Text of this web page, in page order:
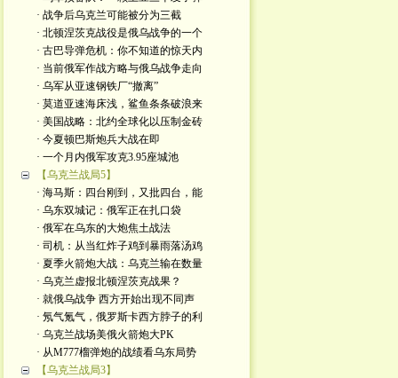
· 战争后乌克兰可能被分为三截
· 北顿涅茨克战役是俄乌战争的一个
· 古巴导弹危机：你不知道的惊天内
· 当前俄军作战方略与俄乌战争走向
· 乌军从亚速钢铁厂“撤离”
· 莫道亚速海床浅，鲨鱼条条破浪来
· 美国战略：北约全球化以压制金砖
· 今夏顿巴斯炮兵大战在即
· 一个月内俄军攻克3.95座城池
【乌克兰战局5】
· 海马斯：四台刚到，又批四台，能
· 乌东双城记：俄军正在扎口袋
· 俄军在乌东的大炮焦土战法
· 司机：从当红炸子鸡到暴雨落汤鸡
· 夏季火箭炮大战：乌克兰输在数量
· 乌克兰虚报北顿涅茨克战果？
· 就俄乌战争 西方开始出现不同声
· 氖气氪气，俄罗斯卡西方脖子的利
· 乌克兰战场美俄火箭炮大PK
· 从M777榴弹炮的战绩看乌东局势
【乌克兰战局3】